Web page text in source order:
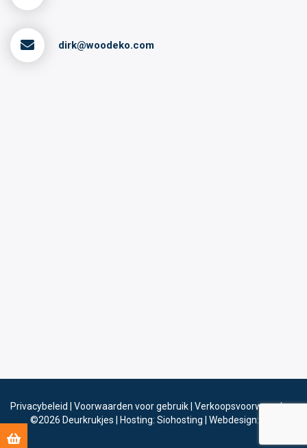
dirk@woodeko.com
Privacybeleid Voorwaarden voor gebruik Verkoopsvoorwaarden
©2026 Deurkrukjes Hosting: Siohosting Webdesign: Sinergio